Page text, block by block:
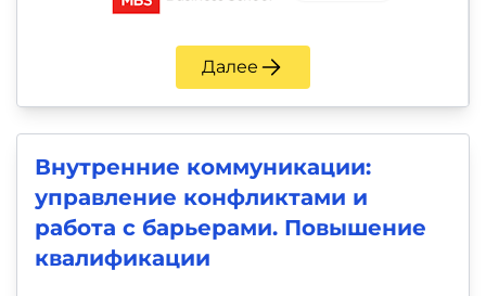
Далее
Внутренние коммуникации:
управление конфликтами и
работа с барьерами. Повышение
квалификации